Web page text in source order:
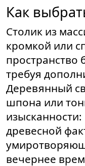
Как
Столик из
кромкой или
пространство
требуя
Деревянный
шпона или
изысканности:
древесной
вечернее